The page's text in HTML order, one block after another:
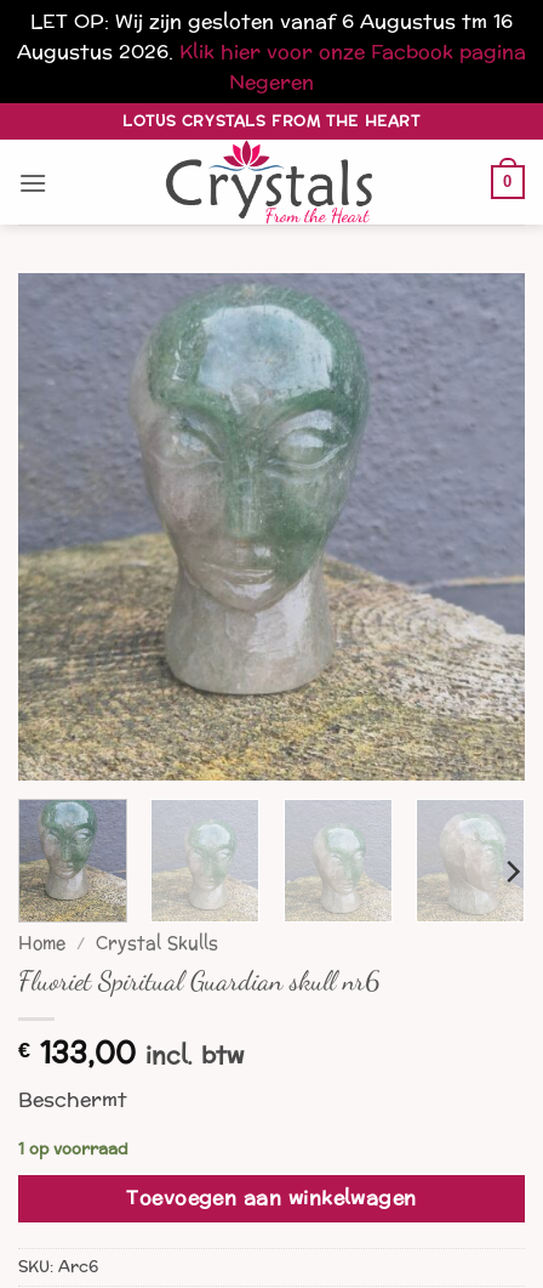
LET OP: Wij zijn gesloten vanaf 6 Augustus tm 16
Augustus 2026. Klik hier voor onze Facbook pagina
Negeren
naar
inhoud
LOTUS CRYSTALS FROM THE HEART
0
Home / Crystal Skulls
Fluoriet Spiritual Guardian skull nr6
€ 133,00 incl. btw
Beschermt
1 op voorraad
Toevoegen aan winkelwagen
SKU:Arc6